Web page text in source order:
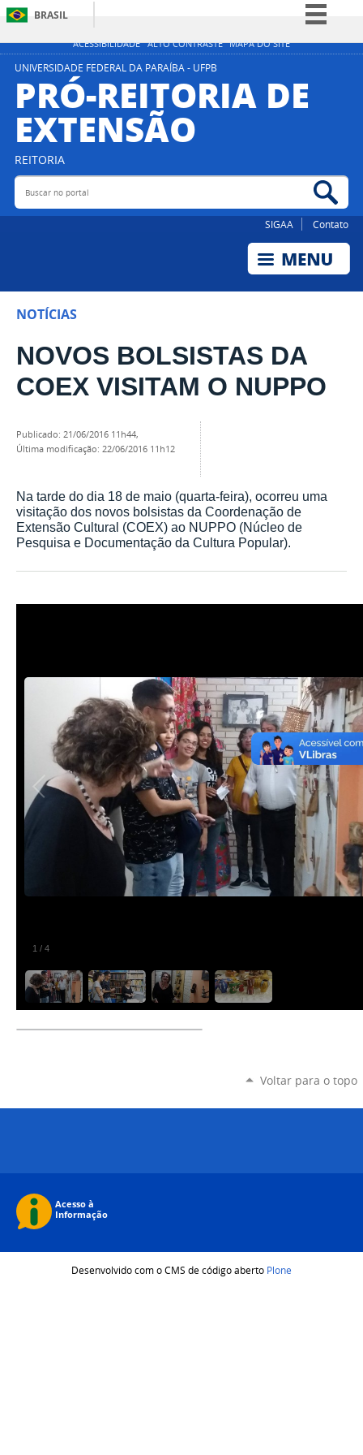
ACESSIBILIDADE ALTO CONTRASTE MAPA DO SITE
BRASIL
Simplifique!
Participe
UNIVERSIDADE FEDERAL DA PARAÍBA - UFPB
PRÓ-REITORIA DE
EXTENSÃO
REITORIA
Buscar no portal
SIGAA Contato
NOTÍCIAS
NOVOS BOLSISTAS DA
COEX VISITAM O NUPPO
publicado: 21/06/2016 11h44,
última modificação: 22/06/2016 11h12
Na tarde do dia 18 de maio (quarta-feira), ocorreu uma
visitação dos novos bolsistas da Coordenação de
Extensão Cultural (COEX) ao NUPPO (Núcleo de
Pesquisa e Documentação da Cultura Popular).
1 / 4
Voltar para o topo
Desenvolvido com o CMS de código aberto Plone